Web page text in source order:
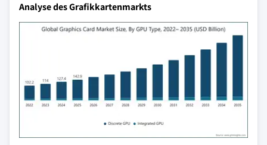
Analyse des Grafikkartenmarkts